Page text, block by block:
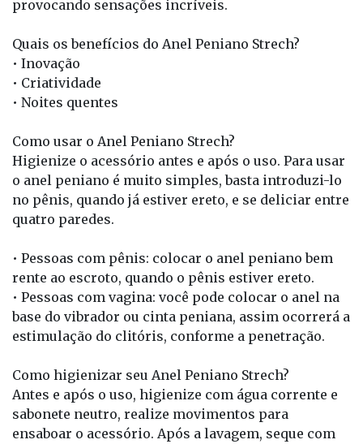
provocando sensações incríveis.
Quais os benefícios do Anel Peniano Strech?
• Inovação
• Criatividade
• Noites quentes
Como usar o Anel Peniano Strech?
Higienize o acessório antes e após o uso. Para usar
o anel peniano é muito simples, basta introduzi-lo
no pênis, quando já estiver ereto, e se deliciar entre
quatro paredes.
• Pessoas com pênis: colocar o anel peniano bem
rente ao escroto, quando o pênis estiver ereto.
• Pessoas com vagina: você pode colocar o anel na
base do vibrador ou cinta peniana, assim ocorrerá a
estimulação do clitóris, conforme a penetração.
Como higienizar seu Anel Peniano Strech?
Antes e após o uso, higienize com água corrente e
sabonete neutro, realize movimentos para
ensaboar o acessório. Após a lavagem, seque com